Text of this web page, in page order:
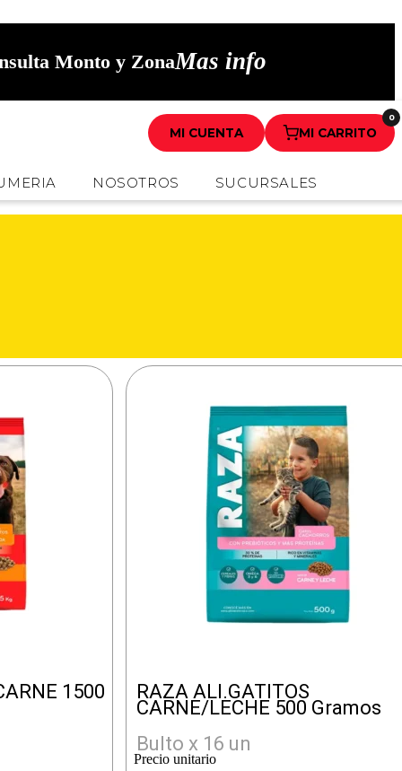
Monto y ZonaMas info
MI CUENTA MI CARRITO
0
NOSOTROS SUCURSALES
1500 RAZA ALI.GATITOS
CARNE/LECHE 500 Gramos
Bulto x 16 un
Precio unitario